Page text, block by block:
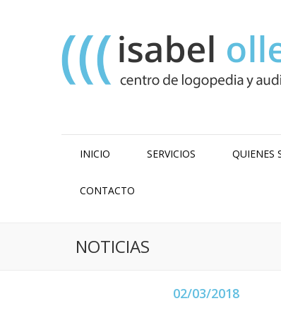
INICIO SERVICIOS QUIENES
CONTACTO
NOTICIAS
02/03/2018